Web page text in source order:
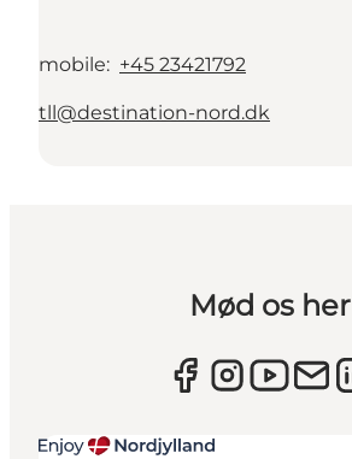
mobile: +45 23421792
tll@destination-nord.dk
Mød os her